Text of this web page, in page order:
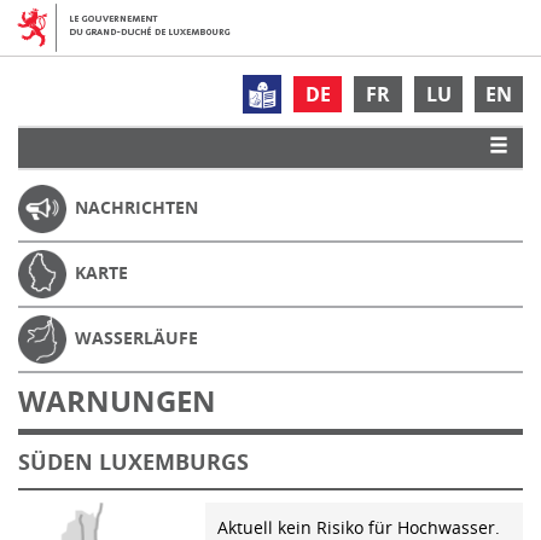
DE FR LU EN
NACHRICHTEN
KARTE
WASSERLÄUFE
WARNUNGEN
SÜDEN LUXEMBURGS
Aktuell kein Risiko für Hochwasser.